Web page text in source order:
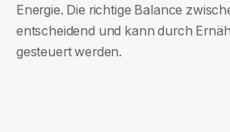
Energie. Die richtige Balance
entscheidend und kann durch
gesteuert werden.